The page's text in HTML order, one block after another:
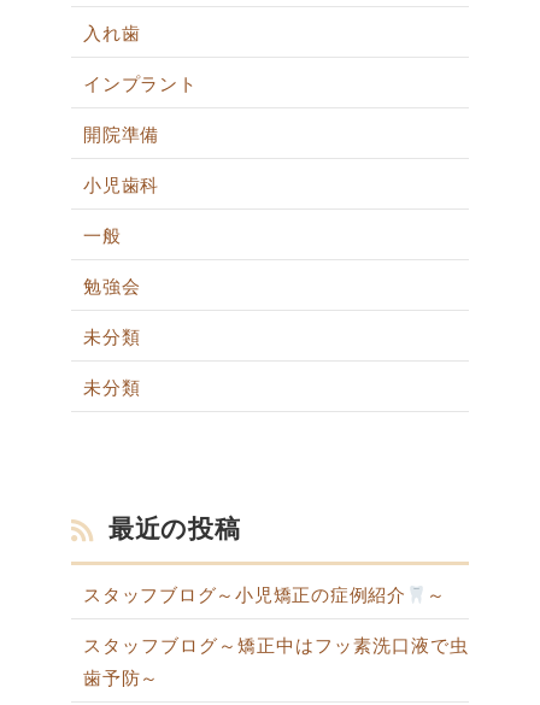
入れ歯
インプラント
開院準備
小児歯科
一般
勉強会
未分類
未分類
最近の投稿
スタッフブログ～小児矯正の症例紹介
～
スタッフブログ～矯正中はフッ素洗口液で虫
歯予防～